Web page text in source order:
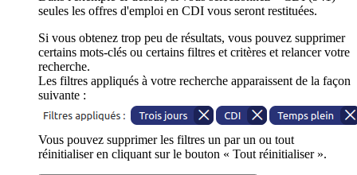
seules les offres d'emploi en CDI vous seront restituées.
Si vous obtenez trop peu de résultats, vous pouvez supprimer
certains mots-clés ou certains filtres et critères et relancer votre
recherche.
Les filtres appliqués à votre recherche apparaissent de la façon
suivante :
Vous pouvez supprimer les filtres un par un ou tout
réinitialiser en cliquant sur le bouton « Tout réinitialiser ».